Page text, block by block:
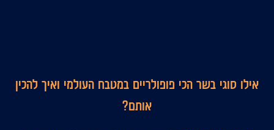
אילו סוגי בשר הכי פופולריים במטבח העולמי ואיך להכין
אותם?